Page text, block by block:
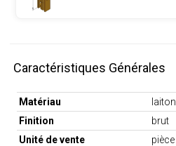
Caractéristiques Générales
Matériau
laiton
Finition
brut
Unité de vente
pièce